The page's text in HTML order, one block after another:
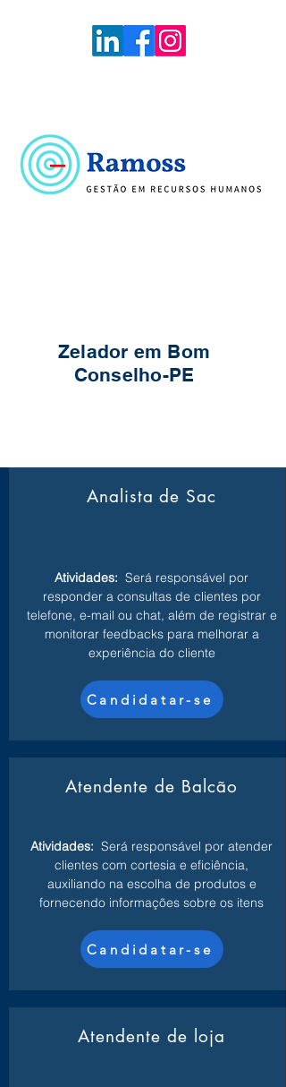
Zelador em Bom
Conselho-PE
Analista de Sac
Atividades: Será responsável por
responder a consultas de clientes por
telefone, e-mail ou chat, além de registrar e
monitorar feedbacks para melhorar a
experiência do cliente
Candidatar-se
Atendente de Balcão
Atividades: Será responsável por atender
clientes com cortesia e eficiência,
auxiliando na escolha de produtos e
fornecendo informações sobre os itens
Candidatar-se
Atendente de loja